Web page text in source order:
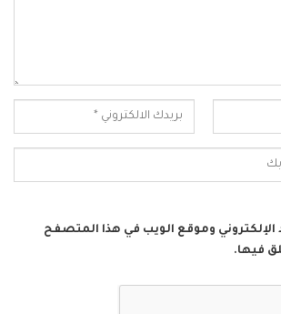
وموقع الويب في هذا المتصفح
فيها.